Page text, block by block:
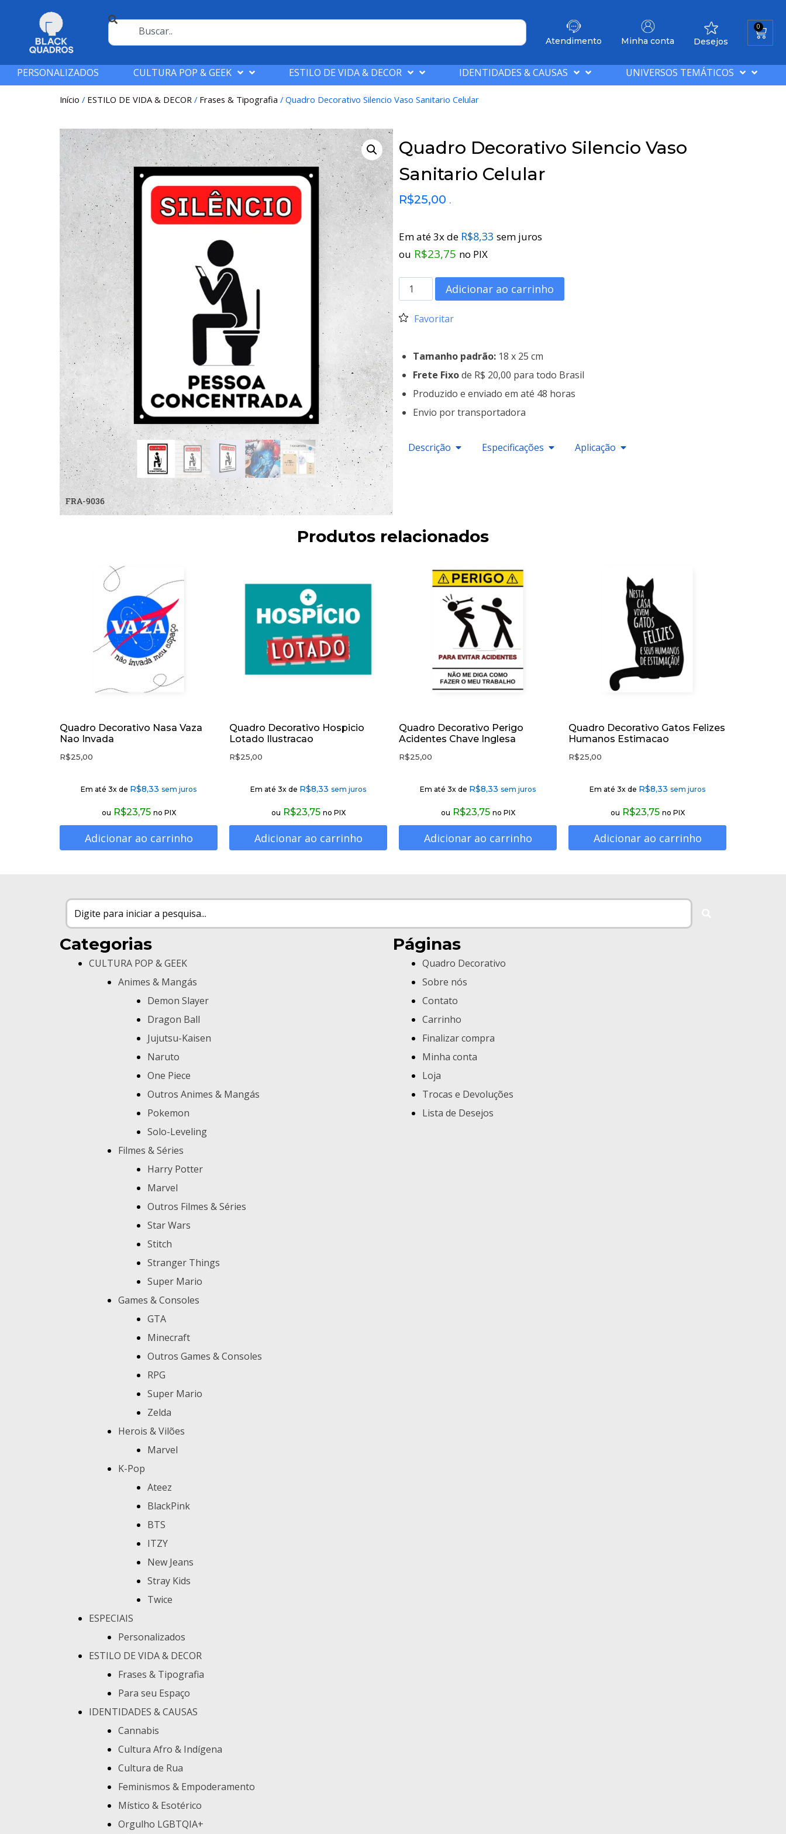
Atendimento Minha conta Desejos
0
PERSONALIZADOS CULTURA POP & GEEK ESTILO DE VIDA & DECOR IDENTIDADES & CAUSAS UNIVERSOS TEMÁTICOS
Início / ESTILO DE VIDA & DECOR / Frases & Tipografia / Quadro Decorativo Silencio Vaso Sanitario Celular
FRA-9036
Quadro Decorativo Silencio Vaso
Sanitario Celular
R$25,00 .
Em até 3x de R$8,33 sem juros
ou R$23,75 no PIX
Adicionar ao carrinho
Favoritar
Tamanho padrão: 18 x 25 cm
Frete Fixode R$ 20,00 para todo Brasil
Produzido e enviado em até 48 horas
Envio por transportadora
Descrição Especificações Aplicação
Produtos relacionados
Quadro Decorativo Nasa Vaza
Nao Invada
R$25,00
Em até 3x de R$8,33 sem juros
ou R$23,75 no PIX
Adicionar ao carrinho
Quadro Decorativo Hospicio
Lotado Ilustracao
R$25,00
Em até 3x de R$8,33 sem juros
ou R$23,75 no PIX
Adicionar ao carrinho
Quadro Decorativo Perigo
Acidentes Chave Inglesa
R$25,00
Em até 3x de R$8,33 sem juros
ou R$23,75 no PIX
Adicionar ao carrinho
Quadro Decorativo Gatos Felizes
Humanos Estimacao
R$25,00
Em até 3x de R$8,33 sem juros
ou R$23,75 no PIX
Adicionar ao carrinho
Categorias
CULTURA POP & GEEK
Animes & Mangás
Demon Slayer
Dragon Ball
Jujutsu-Kaisen
Naruto
One Piece
Outros Animes & Mangás
Pokemon
Solo-Leveling
Filmes & Séries
Harry Potter
Marvel
Outros Filmes & Séries
Star Wars
Stitch
Stranger Things
Super Mario
Games & Consoles
GTA
Minecraft
Outros Games & Consoles
RPG
Super Mario
Zelda
Herois & Vilões
Marvel
K-Pop
Ateez
BlackPink
BTS
ITZY
New Jeans
Stray Kids
Twice
ESPECIAIS
Personalizados
ESTILO DE VIDA & DECOR
Frases & Tipografia
Para seu Espaço
IDENTIDADES & CAUSAS
Cannabis
Cultura Afro & Indígena
Cultura de Rua
Feminismos & Empoderamento
Místico & Esotérico
Orgulho LGBTQIA+
Páginas
Quadro Decorativo
Sobre nós
Contato
Carrinho
Finalizar compra
Minha conta
Loja
Trocas e Devoluções
Lista de Desejos